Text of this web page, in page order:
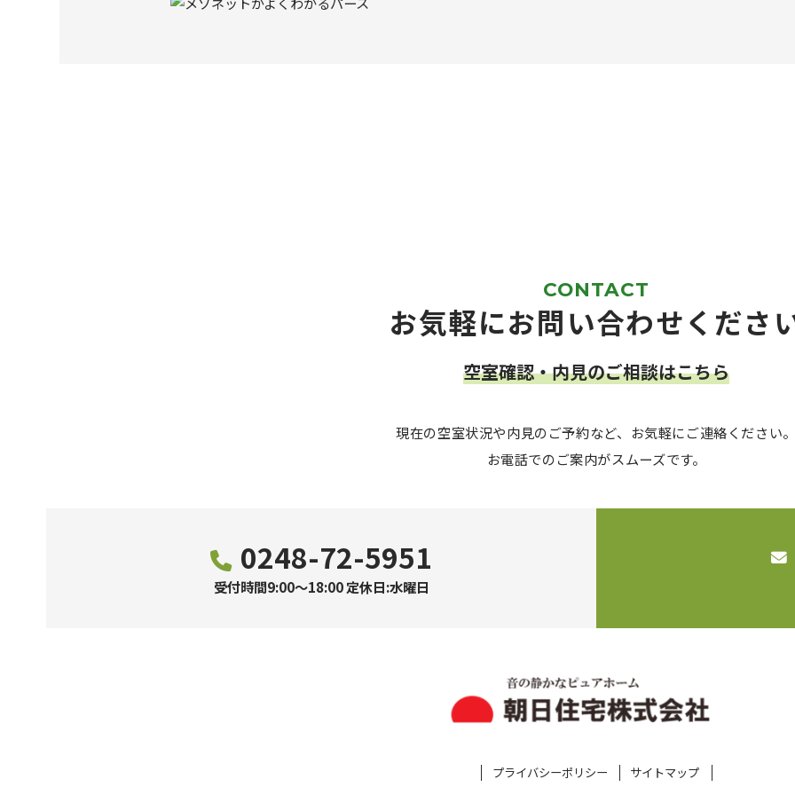
CONTACT
お気軽にお問い合わせくださ
空室確認・内見のご相談はこちら
現在の空室状況や内見のご予約など、お気軽にご連絡ください
お電話でのご案内がスムーズです。
0248-72-5951
受付時間9:00～18:00 定休日:水曜日
プライバシーポリシー サイトマップ